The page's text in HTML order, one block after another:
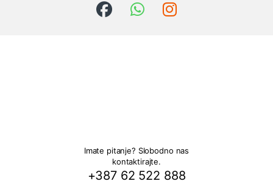
Imate pitanje? Slobodno nas
kontaktirajte.
+387 62 522 888